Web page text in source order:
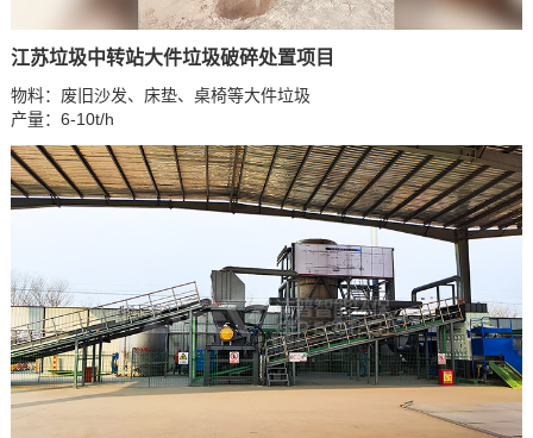
江苏垃圾中转站大件垃圾破碎处置项目
物料：废旧沙发、床垫、桌椅等大件垃圾
产量：6-10t/h